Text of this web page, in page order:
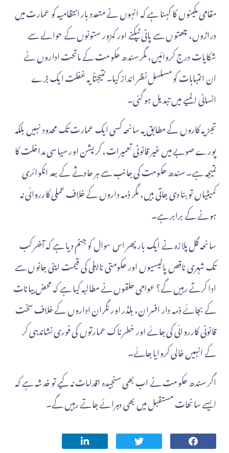
مقامی مکینوں کا کہنا ہے کہ انہوں نے متعدد بار انتظامیہ کو عمارت میں
دراڑوں، چھتوں سے پانی ٹپکنے اور کمزور ستونوں کے حوالے سے
شکایات درج کروائیں، مگر سندھ حکومت کے ماتحت اداروں نے
ان انتباہات کو مسلسل نظر انداز کیا۔ نتیجتاً یہ غفلت ایک بڑے
انسانی المیے میں تبدیل ہو گئی۔
تجزیہ کاروں کے مطابق یہ سانحہ کسی ایک عمارت تک محدود نہیں بلکہ
پورے صوبے میں غیر قانونی تعمیرات، کرپشن اور سیاسی مداخلت کا
نتیجہ ہے۔ سندھ حکومت کی جانب سے ہر حادثے کے بعد انکوائری
کمیٹیاں تو بنا دی جاتی ہیں، مگر ذمہ داروں کے خلاف عملی کارروائی نہ
ہونے کے برابر ہے۔
سانحہ گل پلازہ نے ایک بار پھر اس سوال کو جنم دیا ہے کہ آخر کب
تک شہری ناقص پالیسیوں اور حکومتی نااہلی کی قیمت اپنی جانوں سے
ادا کرتے رہیں گے؟ عوامی حلقوں نے مطالبہ کیا ہے کہ محض بیانات
کے بجائے ذمہ دار افسران، بلڈر اور نگران اداروں کے خلاف سخت
قانونی کارروائی کی جائے اور خطرناک عمارتوں کی فوری نشاندہی کر
کے انہیں خالی کروایا جائے۔
اگر سندھ حکومت نے اب بھی سنجیدہ اقدامات نہ کیے تو خدشہ ہے کہ
ایسے سانحات مستقبل میں بھی دہرائے جاتے رہیں گے۔